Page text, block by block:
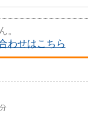
。
わせはこちら